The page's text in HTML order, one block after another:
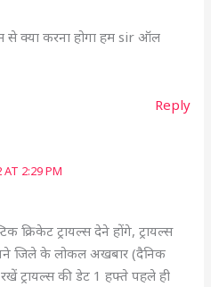
से क्या करना होगा हम sir ऑल
Reply
AT 2:29 PM
ट्रायल्स देने होंगे, ट्रायल्स
जिले के लोकल अखबार (दैनिक
ट्रायल्स की डेट 1 हफ्ते पहले ही